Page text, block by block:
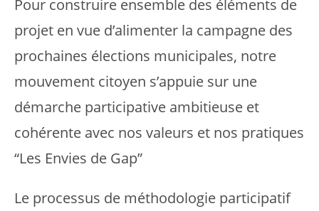
Pour construire ensemble des éléments de
projet en vue d’alimenter la campagne des
prochaines élections municipales, notre
mouvement citoyen s’appuie sur une
démarche participative ambitieuse et
cohérente avec nos valeurs et nos pratiques
“Les Envies de Gap”
Le processus de méthodologie participatif